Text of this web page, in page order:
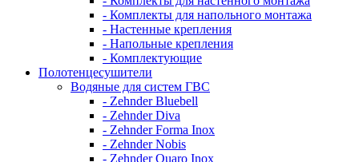
- Комплекты для напольного монтажа
- Настенные крепления
- Напольные крепления
- Комплектующие
Полотенцесушители
Водяные для систем ГВС
- Zehnder Bluebell
- Zehnder Diva
- Zehnder Forma Inox
- Zehnder Nobis
- Zehnder Quaro Inox